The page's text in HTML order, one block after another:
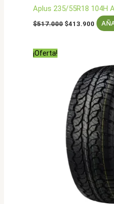
Aplus 235/55R18 104H
$517.000 El
$413.900 El
¡Oferta!